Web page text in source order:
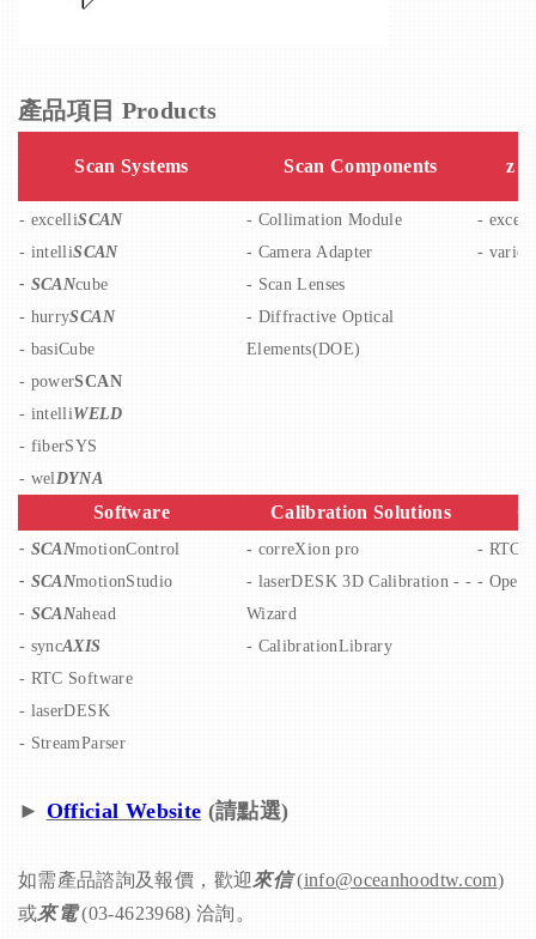
產品項目 Products
Scan Systems Scan Components z
- excelliSCAN
- intelliSCAN
- SCANcube
- hurrySCAN
- basiCube
- powerSCAN
- intelliWELD
- fiberSYS
- welDYNA
- Collimation Module
- Camera Adapter
- Scan Lenses
- Diffractive Optical
Elements(DOE)
- excelli
- vario
Software Calibration Solutions
- SCANmotionControl
- SCANmotionStudio
- SCANahead
- syncAXIS
- RTC Software
- laserDESK
- StreamParser
- correXion pro
- laserDESK 3D Calibration--
Wizard
- CalibrationLibrary
- RTC
- Open
► Official Website (請點選)
如需產品諮詢及報價，歡迎 來信(info@oceanhoodtw.com)
或來電(03-4623968) 洽詢。